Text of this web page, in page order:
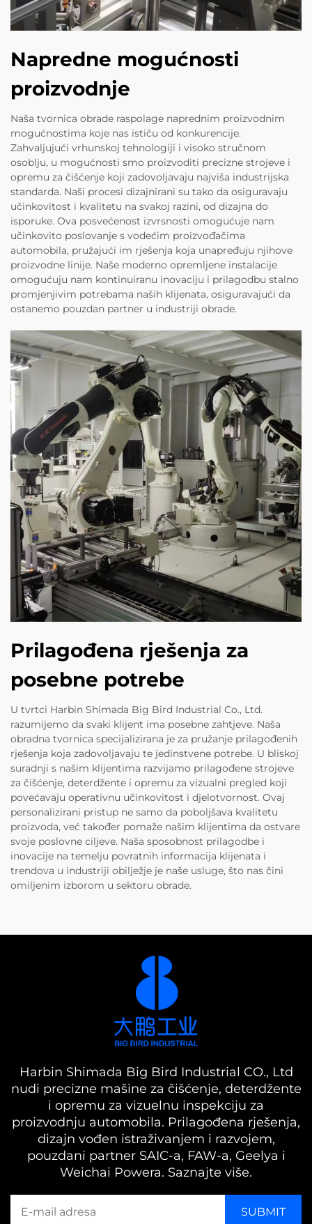
Napredne mogućnosti
proizvodnje
Naša tvornica obrade raspolage naprednim proizvodnim
mogućnostima koje nas ističu od konkurencije.
Zahvaljujući vrhunskoj tehnologiji i visoko stručnom
osoblju, u mogućnosti smo proizvoditi precizne strojeve i
opremu za čišćenje koji zadovoljavaju najviša industrijska
standarda. Naši procesi dizajnirani su tako da osiguravaju
učinkovitost i kvalitetu na svakoj razini, od dizajna do
isporuke. Ova posvećenost izvrsnosti omogućuje nam
učinkovito poslovanje s vodećim proizvođačima
automobila, pružajući im rješenja koja unapređuju njihove
proizvodne linije. Naše moderno opremljene instalacije
omogućuju nam kontinuiranu inovaciju i prilagodbu stalno
promjenjivim potrebama naših klijenata, osiguravajući da
ostanemo pouzdan partner u industriji obrade.
Prilagođena rješenja za
posebne potrebe
U tvrtci Harbin Shimada Big Bird Industrial Co., Ltd.
razumijemo da svaki klijent ima posebne zahtjeve. Naša
obradna tvornica specijalizirana je za pružanje prilagođenih
rješenja koja zadovoljavaju te jedinstvene potrebe. U bliskoj
suradnji s našim klijentima razvijamo prilagođene strojeve
za čišćenje, deterdžente i opremu za vizualni pregled koji
povećavaju operativnu učinkovitost i djelotvornost. Ovaj
personalizirani pristup ne samo da poboljšava kvalitetu
proizvoda, već također pomaže našim klijentima da ostvare
svoje poslovne ciljeve. Naša sposobnost prilagodbe i
inovacije na temelju povratnih informacija klijenata i
trendova u industriji obilježje je naše usluge, što nas čini
omiljenim izborom u sektoru obrade.
Harbin Shimada Big Bird Industrial CO., Ltd
nudi precizne mašine za čišćenje, deterdžente
i opremu za vizuelnu inspekciju za
proizvodnju automobila. Prilagođena rješenja,
dizajn vođen istraživanjem i razvojem,
pouzdani partner SAIC-a, FAW-a, Geelya i
Weichai Powera. Saznajte više.